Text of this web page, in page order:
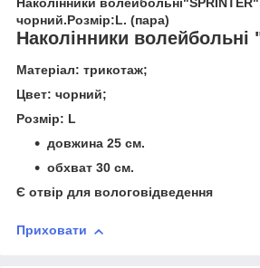
чорний.Розмір:L. (пара)
Наколінники волейбольні
Матеріал: трикотаж;
Цвет: чорний;
Розмір: L
довжина 25 см.
обхват 30 см.
Є отвір для вологовідведення
Приховати